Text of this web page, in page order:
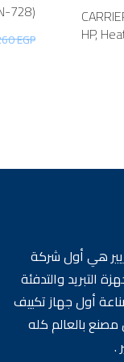
HP,
728)
EGP
هي أول شركة
التبريد والتدفئة
أول جهاز تكييف
بالعالم كله
.